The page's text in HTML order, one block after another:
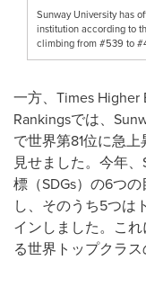
Sunway University has
institution according to
climbing from #539 to
一方、Times Higher
Rankingsでは、
で世界第81位に急
見せました。今年
標（SDGs）の6つ
し、そのうち5つは
インしました。こ
る世界トップクラス